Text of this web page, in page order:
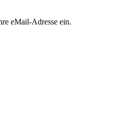
eMail-Adresse ein.